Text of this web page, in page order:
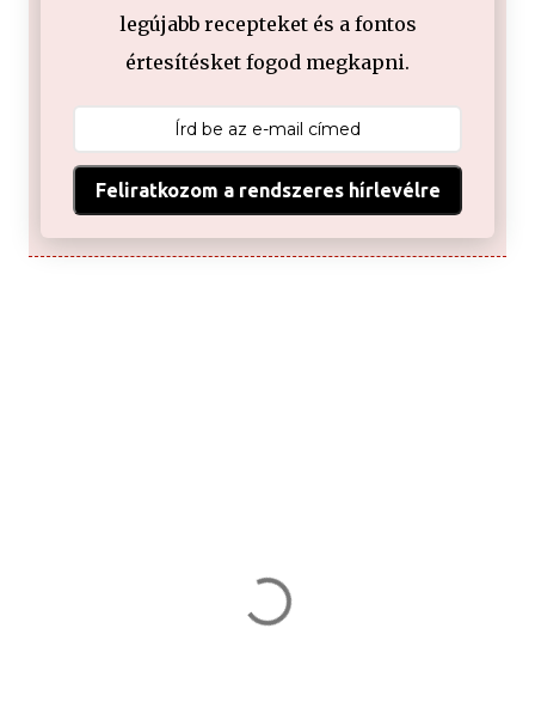
legújabb recepteket és a fontos
értesítésket fogod megkapni.
Feliratkozom a rendszeres hírlevélre